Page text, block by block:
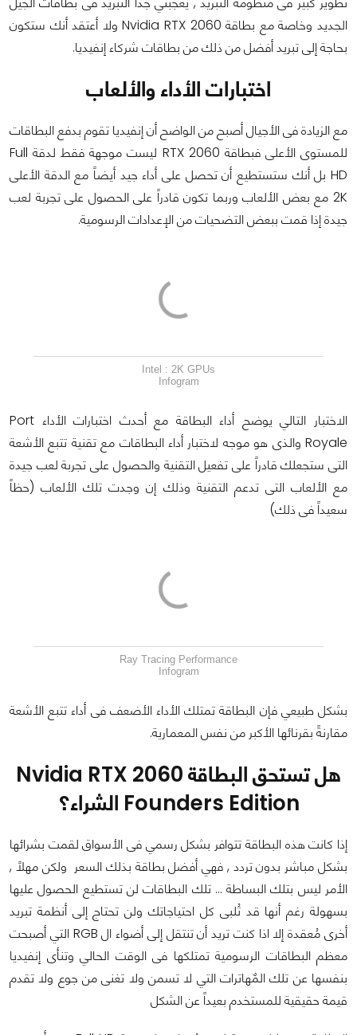
الجديد وخاصة مع بطاقة Nvidia RTX 2060 ولا أعتقد أنك ستكون
بحاجة إلى تبريد أفضل من ذلك من بطاقات شركاء إنفيديا.
اختبارات الأداء والألعاب
مع الزيادة فى الأجيال أصبح من الواضح أن إنفيديا تقوم بدفع البطاقات
للمستوى الأعلى فبطاقة RTX 2060 ليست موجهة فقط لدقة Full
HD بل أنك ستستطيع أن تحصل على أداء جيد أيضاً مع الدقة الأعلى
2K مع بعض الألعاب وربما تكون قادراً على الحصول على تجربة لعب
جيدة إذا قمت ببعض التضحيات من الإعدادات الرسومية.
Intel : 2K GPUs
Infogram
الاختبار التالي يوضح أداء البطاقة مع أحدث اختبارات الأداء Port
Royale والذى هو موجه لاختبار أداء البطاقات مع تقنية تتبع الأشعة
التى ستجعلك قادراً على تفعيل التقنية والحصول على تجربة لعب جيدة
مع الألعاب التى تدعم التقنية وذلك إن وجدت تلك الألعاب (حظاً
سعيداً فى ذلك)
Ray Tracing Performance
Infogram
بشكل طبيعي فإن البطاقة تمتلك الأداء الأضعف فى أداء تتبع الأشعة
مقارنةً بقرنائها الأكبر من نفس المعمارية.
هل تستحق البطاقة Nvidia RTX 2060
Founders Edition الشراء؟
إذا كانت هذه البطاقة تتوافر بشكل رسمي فى الأسواق لقمت بشرائها
بشكل مباشر بدون تردد , فهي أفضل بطاقة بذلك السعر ولكن مهلاً ,
الأمر ليس بتلك البساطة ... تلك البطاقات لن تستطيع الحصول عليها
بسهولة رغم أنها قد تُلبى كل احتياجاتك ولن تحتاج إلى أنظمة تبريد
أخرى مُعقدة إلا اذا كنت تريد أن تنتقل إلى أضواء ال RGB التي أصبحت
معظم البطاقات الرسومية تمتلكها فى الوقت الحالي وتنأى إنفيديا
بنفسها عن تلك المٌهاترات التي لا تسمن ولا تغنى من جوع ولا تقدم
قيمة حقيقية للمستخدم بعيداً عن الشكل